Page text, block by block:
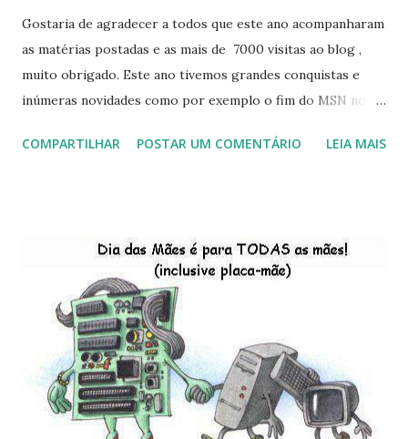
Gostaria de agradecer a todos que este ano acompanharam
as matérias postadas e as mais de 7000 visitas ao blog ,
muito obrigado. Este ano tivemos grandes conquistas e
inúmeras novidades como por exemplo o fim do MSN no
do Kaiana que será lançada em 2013, distro nacional , a
do LibreOffice , o IX Latinoware, a Microsoft boicotando o
Linux (como sempre), o lançamento do Windows 8 e a sua
baixa taxa de adesão pelos usuários, entre out ros. Gostaria
de desejar a todos Boas Festas e que em 2013 possamos
estar juntos novamente. Feliz Natal!!!! F eli z 2013 a todos!!!
COMPARTILHAR POSTAR UM COMENTÁRIO LEIA MAIS